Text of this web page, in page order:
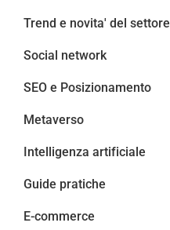
Trend e novita' del settore
Social network
SEO e Posizionamento
Metaverso
Intelligenza artificiale
Guide pratiche
E-commerce